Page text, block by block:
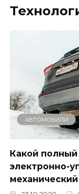
АВТОМОБИЛИ
Какой
электронно-
механический